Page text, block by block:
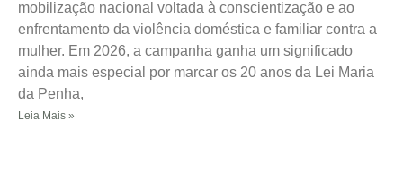
mobilização nacional voltada à conscientização e ao
enfrentamento da violência doméstica e familiar contra a
mulher. Em 2026, a campanha ganha um significado
ainda mais especial por marcar os 20 anos da Lei Maria
da Penha,
Leia Mais »